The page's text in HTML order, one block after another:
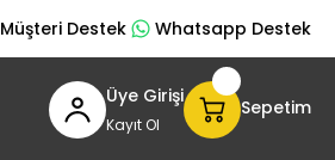
Müşteri Destek Whatsapp Destek
Üye Girişi
Kayıt Ol
Sepetim